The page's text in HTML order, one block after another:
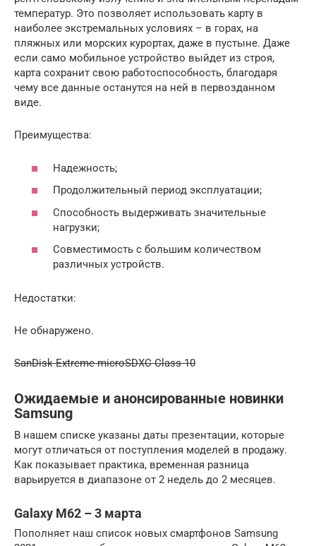
температур. Это позволяет использовать карту в
наиболее экстремальных условиях – в горах, на
пляжных или морских курортах, даже в пустыне. Даже
если само мобильное устройство выйдет из строя,
карта сохранит свою работоспособность, благодаря
чему все данные останутся на ней в первозданном
виде.
Преимущества:
Надежность;
Продолжительный период эксплуатации;
Способность выдерживать значительные
нагрузки;
Совместимость с большим количеством
различных устройств.
Недостатки:
Не обнаружено.
SanDisk Extreme microSDXC Class 10
Ожидаемые и анонсированные новинки
Samsung
В нашем списке указаны даты презентации, которые
могут отличаться от поступления моделей в продажу.
Как показывает практика, временная разница
варьируется в диапазоне от 2 недель до 2 месяцев.
Galaxy M62 – 3 марта
Пополняет наш список новых смартфонов Samsung